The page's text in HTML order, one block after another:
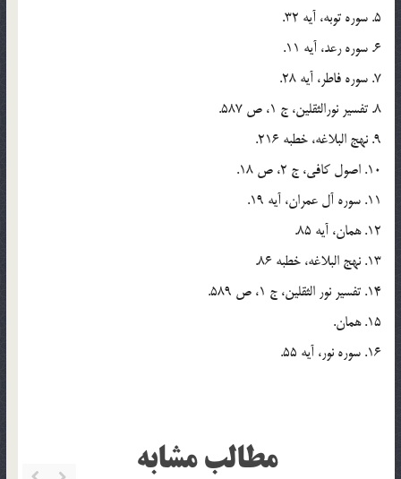
5. سوره توبه، آيه 32.
6. سوره رعد، آيه 11.
7. سوره فاطر، آيه 28.
8. تفسير نورالثقلين، ج 1، ص 587.
9. نهج البلاغه، خطبه 216.
10. اصول كافى، ج 2، ص 18.
11. سوره آل عمران، آيه 19.
12. همان، آيه 85.
13. نهج البلاغه، خطبه 86.
14. تفسير نور الثقلين، ج 1، ص 589.
15. همان.
16. سوره نور، آيه 55.
مطالب مشابه